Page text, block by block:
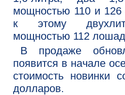
мощностью 110 и
к этому
мощностью 112
В продаже
появится в начале
стоимость новинки
долларов.